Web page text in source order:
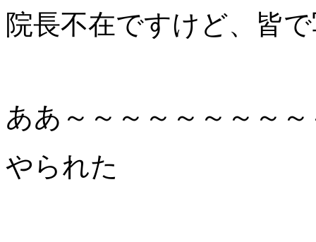
院長不在ですけど、皆
ああ～～～～～～～～
やられた